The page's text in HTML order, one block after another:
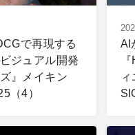
で再現する
ジュアル開発
』メイキン
（4）
AI